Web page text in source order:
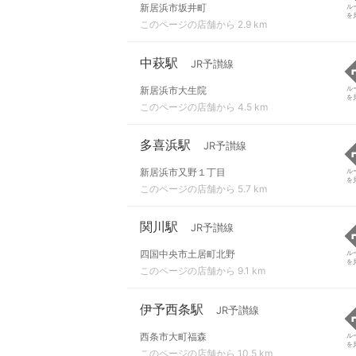
新居浜市坂井町
このページの店舗から 2.9 km
ル
を
中萩駅 JR予讃線
新居浜市大生院
このページの店舗から 4.5 km
ル
を
多喜浜駅 JR予讃線
新居浜市又野１丁目
このページの店舗から 5.7 km
ル
を
関川駅 JR予讃線
四国中央市土居町北野
このページの店舗から 9.1 km
ル
を
伊予西条駅 JR予讃線
西条市大町福森
このページの店舗から 10.5 km
ル
を